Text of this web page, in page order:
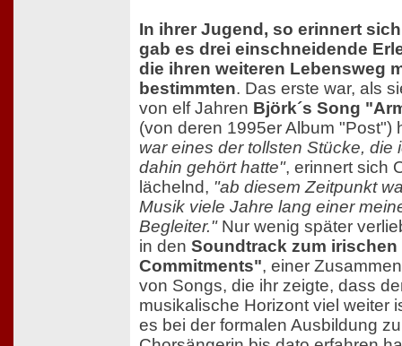
In ihrer Jugend, so erinnert
gab es drei einschneidende
die ihren weiteren Lebensweg
bestimmten. Das erste war, als
von elf Jahren Björk´s Song
(von deren 1995er Album "Post")
war eines der tollsten Stücke, die
dahin gehört hatte", erinnert sich
lächelnd, "ab diesem Zeitpunkt
Musik viele Jahre lang einer
Begleiter."Nur wenig später
in den Soundtrack zum irischen
Commitments", einer
von Songs, die ihr zeigte, dass
musikalische Horizont viel weiter
es bei der formalen Ausbildung